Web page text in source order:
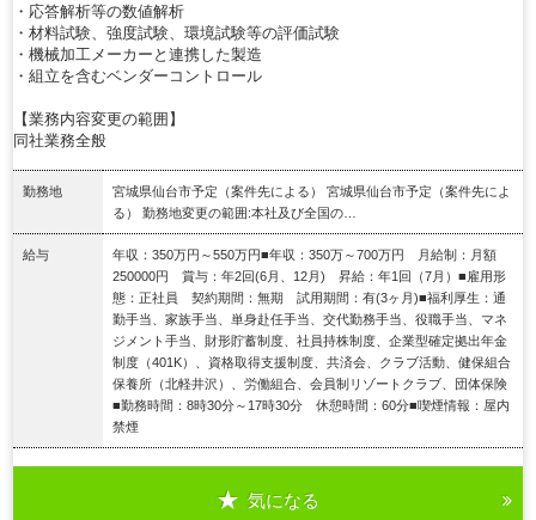
・応答解析等の数値解析
・材料試験、強度試験、環境試験等の評価試験
・機械加工メーカーと連携した製造
・組立を含むベンダーコントロール
【業務内容変更の範囲】
同社業務全般
勤務地
宮城県仙台市予定（案件先による） 宮城県仙台市予定（案件先によ
る） 勤務地変更の範囲:本社及び全国の…
給与
年収：350万円～550万円■年収：350万～700万円 月給制：月額
250000円 賞与：年2回(6月、12月) 昇給：年1回（7月）■雇用形
態：正社員 契約期間：無期 試用期間：有(3ヶ月)■福利厚生：通
勤手当、家族手当、単身赴任手当、交代勤務手当、役職手当、マネ
ジメント手当、財形貯蓄制度、社員持株制度、企業型確定拠出年金
制度（401K）、資格取得支援制度、共済会、クラブ活動、健保組合
保養所（北軽井沢）、労働組合、会員制リゾートクラブ、団体保険
■勤務時間：8時30分～17時30分 休憩時間：60分■喫煙情報：屋内
禁煙
気になる